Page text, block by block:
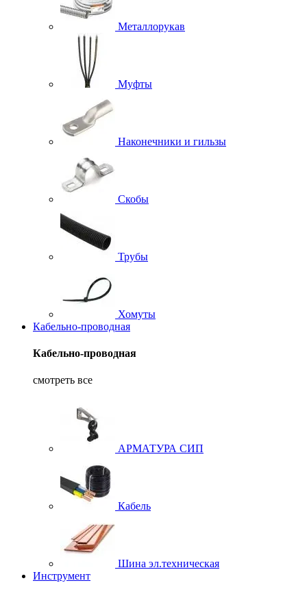
Металлорукав
Муфты
Наконечники и гильзы
Скобы
Трубы
Хомуты
Кабельно-проводная
Кабельно-проводная
смотреть все
АРМАТУРА СИП
Кабель
Шина эл.техническая
Инструмент